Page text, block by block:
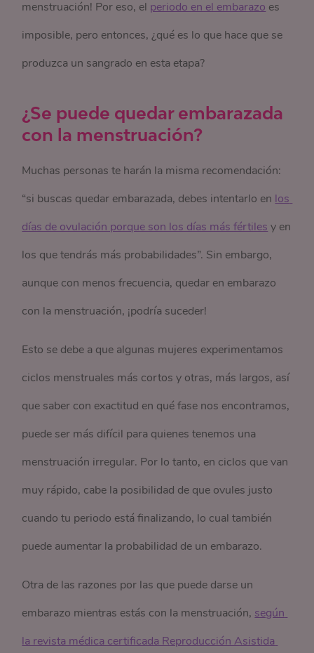
menstruación! Por eso, el periodo en el embarazo es
imposible, pero entonces, ¿qué es lo que hace que se
produzca un sangrado en esta etapa?
¿Se puede quedar embarazada
con la menstruación?
Muchas personas te harán la misma recomendación:
“si buscas quedar embarazada, debes intentarlo en los
días de ovulación porque son los días más fértiles y en
los que tendrás más probabilidades”. Sin embargo,
aunque con menos frecuencia, quedar en embarazo
con la menstruación, ¡podría suceder!
Esto se debe a que algunas mujeres experimentamos
ciclos menstruales más cortos y otras, más largos, así
que saber con exactitud en qué fase nos encontramos,
puede ser más difícil para quienes tenemos una
menstruación irregular. Por lo tanto, en ciclos que van
muy rápido, cabe la posibilidad de que ovules justo
cuando tu periodo está finalizando, lo cual también
puede aumentar la probabilidad de un embarazo.
Otra de las razones por las que puede darse un
embarazo mientras estás con la menstruación, según
la revista médica certificada Reproducción Asistida